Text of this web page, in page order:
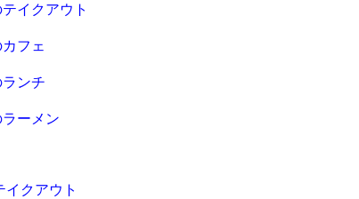
イクアウト
フェ
ンチ
ーメン
イクアウト